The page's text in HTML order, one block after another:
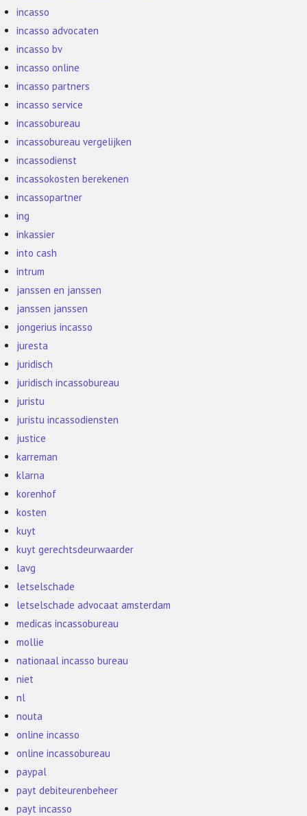
incasso
incasso advocaten
incasso bv
incasso online
incasso partners
incasso service
incassobureau
incassobureau vergelijken
incassodienst
incassokosten berekenen
incassopartner
ing
inkassier
into cash
intrum
janssen en janssen
janssen janssen
jongerius incasso
juresta
juridisch
juridisch incassobureau
juristu
juristu incassodiensten
justice
karreman
klarna
korenhof
kosten
kuyt
kuyt gerechtsdeurwaarder
lavg
letselschade
letselschade advocaat amsterdam
medicas incassobureau
mollie
nationaal incasso bureau
niet
nl
nouta
online incasso
online incassobureau
paypal
payt debiteurenbeheer
payt incasso